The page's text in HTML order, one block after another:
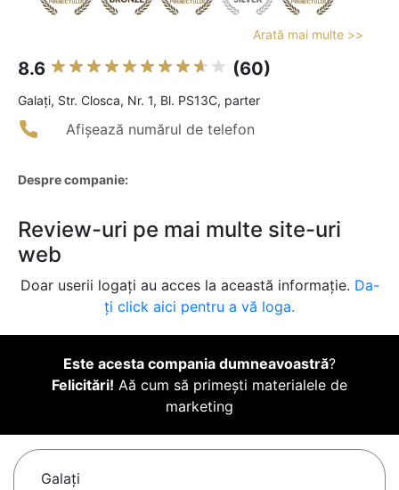
Arată mai multe >>
8.6 (60)
Galaţi, Str. Closca, Nr. 1, Bl. PS13C, parter
Afișează numărul de telefon
Despre companie:
Review-uri pe mai multe site-uri
web
Doar userii logați au acces la această informație. Da-
ți click aici pentru a vă loga.
Este acesta compania dumneavoastră?
Felicitări! Aă cum să primești materialele de
marketing
Galaţi